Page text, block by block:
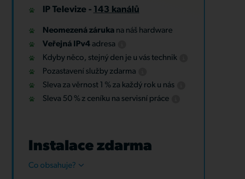
IP Televize - 143 kanálů
Neomezená záruka na náš hardware
Veřejná IPv4 adresa
Kdyby něco, stejný den je u vás technik
Pozastavení služby zdarma
Sleva za věrnost 1 % za každý rok u nás
Sleva 50 % z ceníku na servisní práce
Instalace zdarma
Co obsahuje?